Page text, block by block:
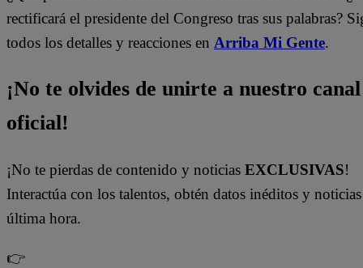
rectificará el presidente del Congreso tras sus palabras?
todos los detalles y reacciones en Arriba Mi Gente.
¡No te olvides de unirte a nuestro canal
oficial!
¡No te pierdas de contenido y noticias EXCLUSIVAS!
Interactúa con los talentos, obtén datos inéditos y
última hora.
👉